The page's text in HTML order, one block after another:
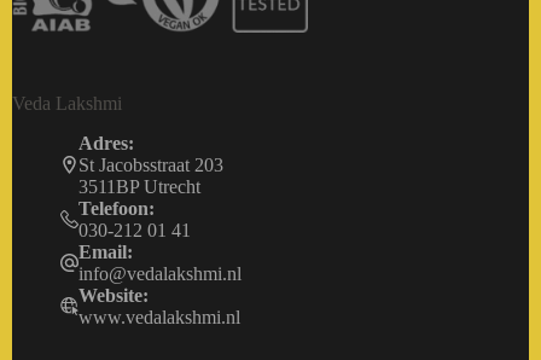
Veda Lakshmi
Adres:
St Jacobsstraat 203
3511BP Utrecht
Telefoon:
030-212 01 41
Email:
info@vedalakshmi.nl
Website:
www.vedalakshmi.nl